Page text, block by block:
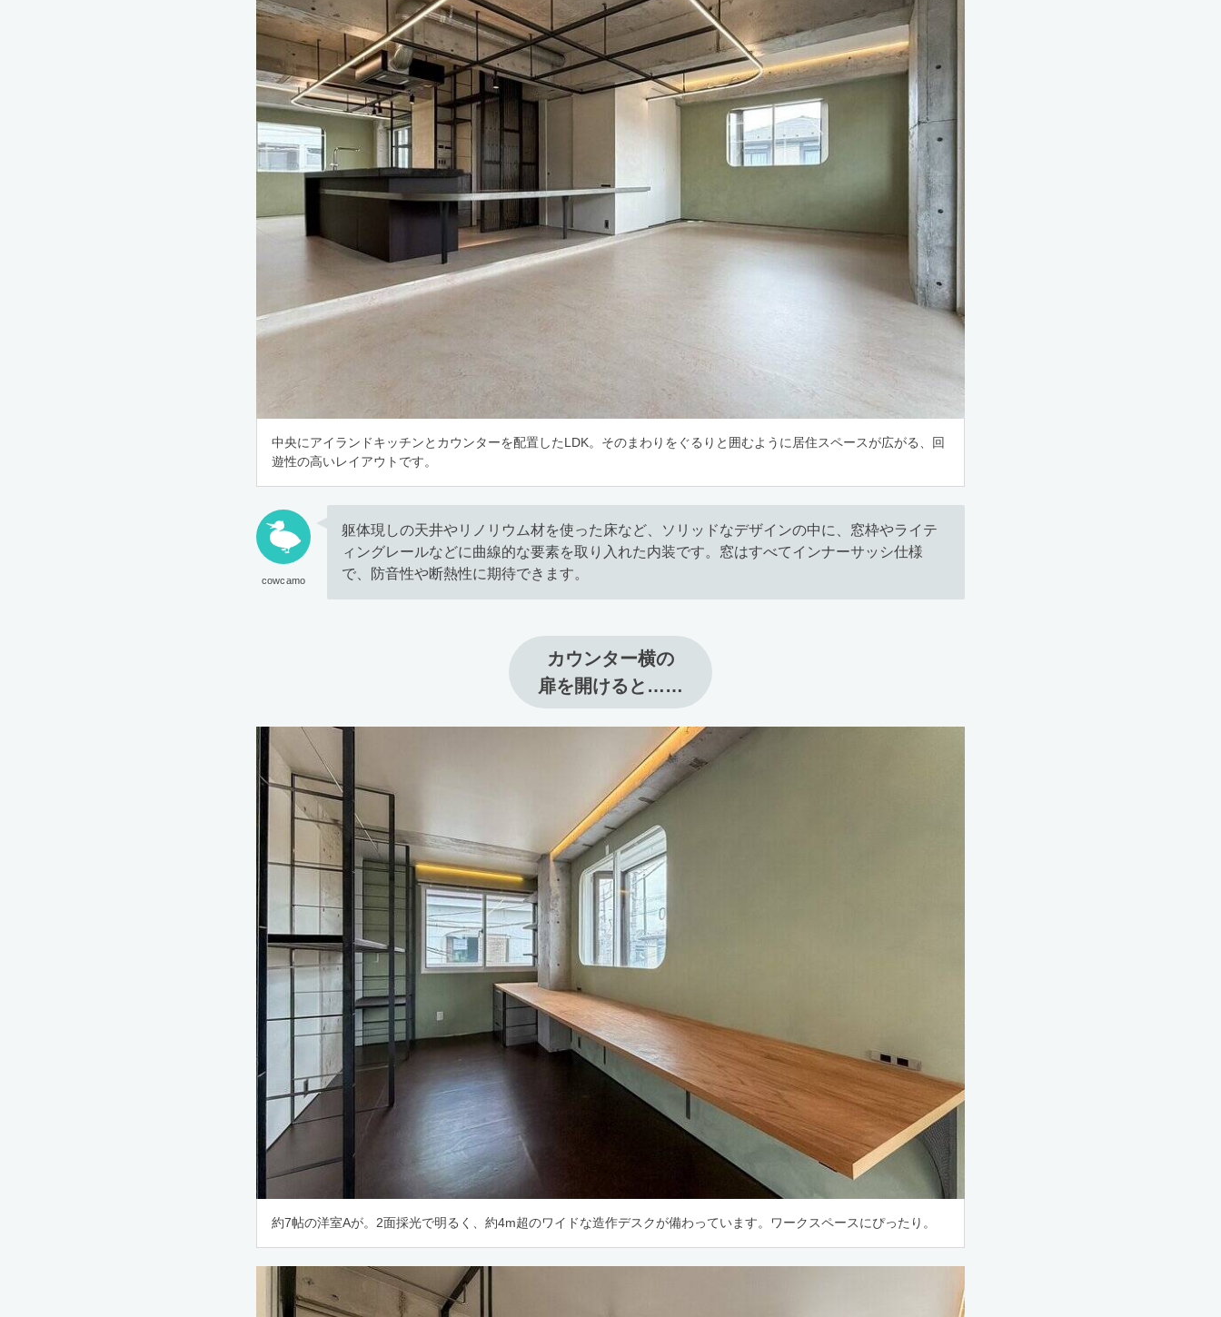
中央にアイランドキッチンとカウンターを配置したLDK。そのまわりをぐるりと囲むように居住スペースが広がる、回
遊性の高いレイアウトです。
cowcamo
躯体現しの天井やリノリウム材を使った床など、ソリッドなデザインの中に、窓枠やライテ
ィングレールなどに曲線的な要素を取り入れた内装です。窓はすべてインナーサッシ仕様
で、防音性や断熱性に期待できます。
カウンター横の
扉を開けると……
約7帖の洋室Aが。2面採光で明るく、約4m超のワイドな造作デスクが備わっています。ワークスペースにぴったり。